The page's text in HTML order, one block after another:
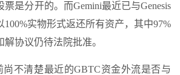
票是分开的。而Gemini最近已与Genesis
实物形式返还所有资产，其中97%
协议仍待法院批准。
尚不清楚最近的GBTC资金外流是否与